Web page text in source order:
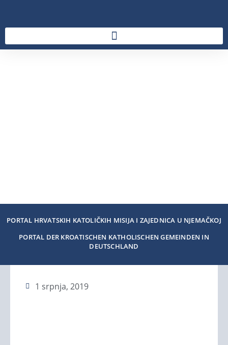
PORTAL HRVATSKIH KATOLIČKIH MISIJA I ZAJEDNICA U NJEMAČKOJ
PORTAL DER KROATISCHEN KATHOLISCHEN GEMEINDEN IN
DEUTSCHLAND
1 srpnja, 2019